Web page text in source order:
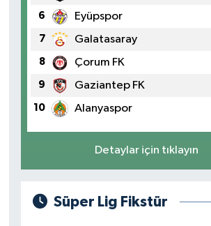
6 Eyüpspor
7 Galatasaray
8 Çorum FK
9 Gaziantep FK
10 Alanyaspor
Detaylar için tıklayın
Süper Lig Fikstür